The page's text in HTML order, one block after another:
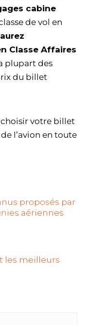
cabine
de vol en
Classe Affaires
plupart des
du billet
votre billet
l’avion en toute
proposés par
aériennes
les meilleurs